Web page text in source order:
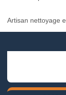
Artisan nettoyage